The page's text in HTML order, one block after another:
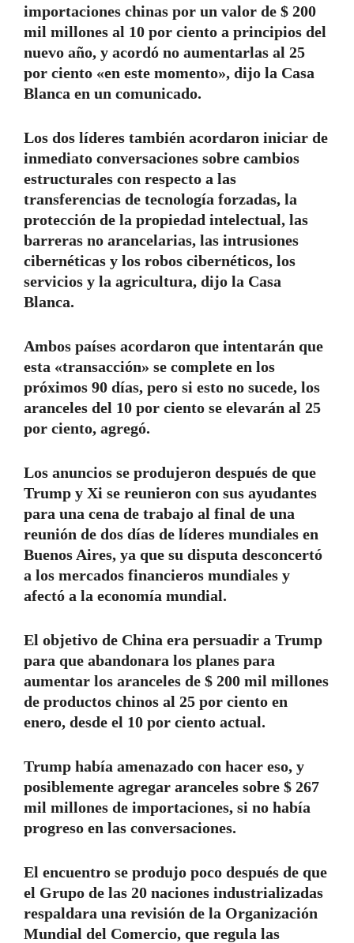
importaciones chinas por un valor de $ 200
mil millones al 10 por ciento a principios del
nuevo año, y acordó no aumentarlas al 25
por ciento «en este momento», dijo la Casa
Blanca en un comunicado.
Los dos líderes también acordaron iniciar de
inmediato conversaciones sobre cambios
estructurales con respecto a las
transferencias de tecnología forzadas, la
protección de la propiedad intelectual, las
barreras no arancelarias, las intrusiones
cibernéticas y los robos cibernéticos, los
servicios y la agricultura, dijo la Casa
Blanca.
Ambos países acordaron que intentarán que
esta «transacción» se complete en los
próximos 90 días, pero si esto no sucede, los
aranceles del 10 por ciento se elevarán al 25
por ciento, agregó.
Los anuncios se produjeron después de que
Trump y Xi se reunieron con sus ayudantes
para una cena de trabajo al final de una
reunión de dos días de líderes mundiales en
Buenos Aires, ya que su disputa desconcertó
a los mercados financieros mundiales y
afectó a la economía mundial.
El objetivo de China era persuadir a Trump
para que abandonara los planes para
aumentar los aranceles de $ 200 mil millones
de productos chinos al 25 por ciento en
enero, desde el 10 por ciento actual.
Trump había amenazado con hacer eso, y
posiblemente agregar aranceles sobre $ 267
mil millones de importaciones, si no había
progreso en las conversaciones.
El encuentro se produjo poco después de que
el Grupo de las 20 naciones industrializadas
respaldara una revisión de la Organización
Mundial del Comercio, que regula las